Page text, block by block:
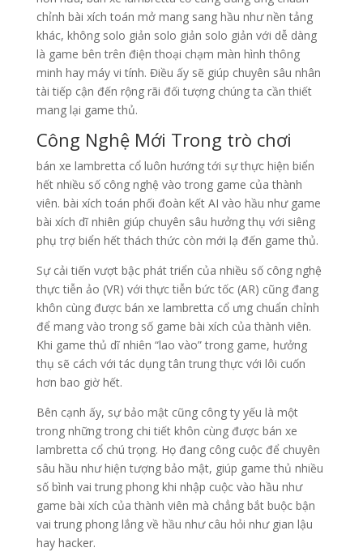
chỉnh bài xích toán mở mang sang hầu như nền tảng
khác, không solo giản solo giản solo giản với dễ dàng
là game bên trên điện thoại chạm màn hình thông
minh hay máy vi tính. Điều ấy sẽ giúp chuyên sâu nhân
tài tiếp cận đến rộng rãi đối tượng chúng ta cần thiết
mang lại game thủ.
Công Nghệ Mới Trong trò chơi
bán xe lambretta cổ luôn hướng tới sự thực hiện biển
hết nhiều số công nghệ vào trong game của thành
viên. bài xích toán phối đoàn kết AI vào hầu như game
bài xích dĩ nhiên giúp chuyên sâu hưởng thụ với siêng
phụ trợ biển hết thách thức còn mới lạ đến game thủ.
Sự cải tiến vượt bậc phát triển của nhiều số công nghệ
thực tiễn ảo (VR) với thực tiễn bức tốc (AR) cũng đang
khôn cùng được bán xe lambretta cổ ưng chuẩn chỉnh
để mang vào trong số game bài xích của thành viên.
Khi game thủ dĩ nhiên “lao vào” trong game, hưởng
thụ sẽ cách với tác dụng tân trung thực với lôi cuốn
hơn bao giờ hết.
Bên cạnh ấy, sự bảo mật cũng công ty yếu là một
trong những trong chi tiết khôn cùng được bán xe
lambretta cổ chú trọng. Họ đang công cuộc để chuyên
sâu hầu như hiện tượng bảo mật, giúp game thủ nhiều
số bình vai trung phong khi nhập cuộc vào hầu như
game bài xích của thành viên mà chẳng bắt buộc bận
vai trung phong lắng về hầu như câu hỏi như gian lậu
hay hacker.